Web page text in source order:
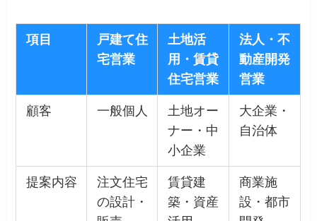
項目
戸建て住
宅営業
土地活
用・賃貸
住宅営業
法人・不
動産開発
営業
顧客 一般個人
土地オー
ナー・中
小企業
大企業・
自治体
提案内容
注文住宅
の設計・
賃貸建
築・資産
商業施
設・都市